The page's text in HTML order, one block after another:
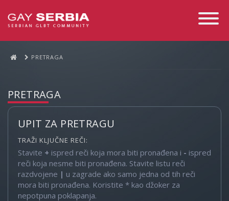
Toggle
PRETRAGA
PRETRAGA
UPIT ZA PRETRAGU
TRAŽI KLJUČNE REČI:
Stavite + ispred reči koja mora biti pronađena i - ispred
reči koja nesme biti pronađena. Stavite listu reči
razdvojene | u zagrade ako samo jedna od tih reči
mora biti pronađena. Koristite * kao džoker za
nepotpuna poklapanja.